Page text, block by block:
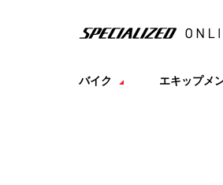
バイク エキップメ